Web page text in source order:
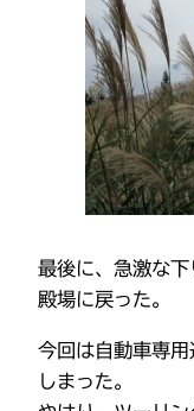
最後に、急激な
殿場に戻った。
今回は自動車専
しまった。